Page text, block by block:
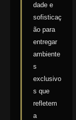
dade e
sofisticaç
ão para
entregar
ambiente
s
exclusivo
s que
refletem
a